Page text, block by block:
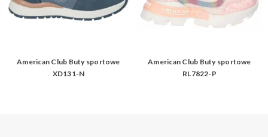
American Club Buty sportowe
XD131-N
American Club Buty sportowe
RL7822-P